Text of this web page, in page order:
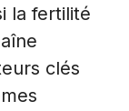
la fertilité
clés